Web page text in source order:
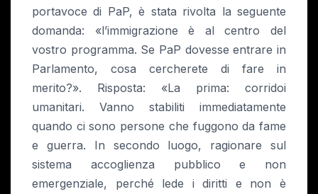
portavoce di PaP, è stata rivolta la seguente
domanda: «l’immigrazione è al centro del
vostro programma. Se PaP dovesse entrare in
Parlamento, cosa cercherete di fare in
merito?». Risposta: «La prima: corridoi
umanitari. Vanno stabiliti immediatamente
quando ci sono persone che fuggono da fame
e guerra. In secondo luogo, ragionare sul
sistema accoglienza pubblico e non
emergenziale, perché lede i diritti e non è